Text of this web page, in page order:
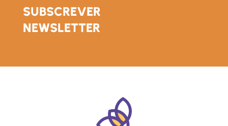
SUBSCREVER
NEWSLETTER